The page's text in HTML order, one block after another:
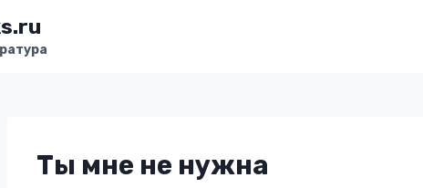
Ты мне не нужна